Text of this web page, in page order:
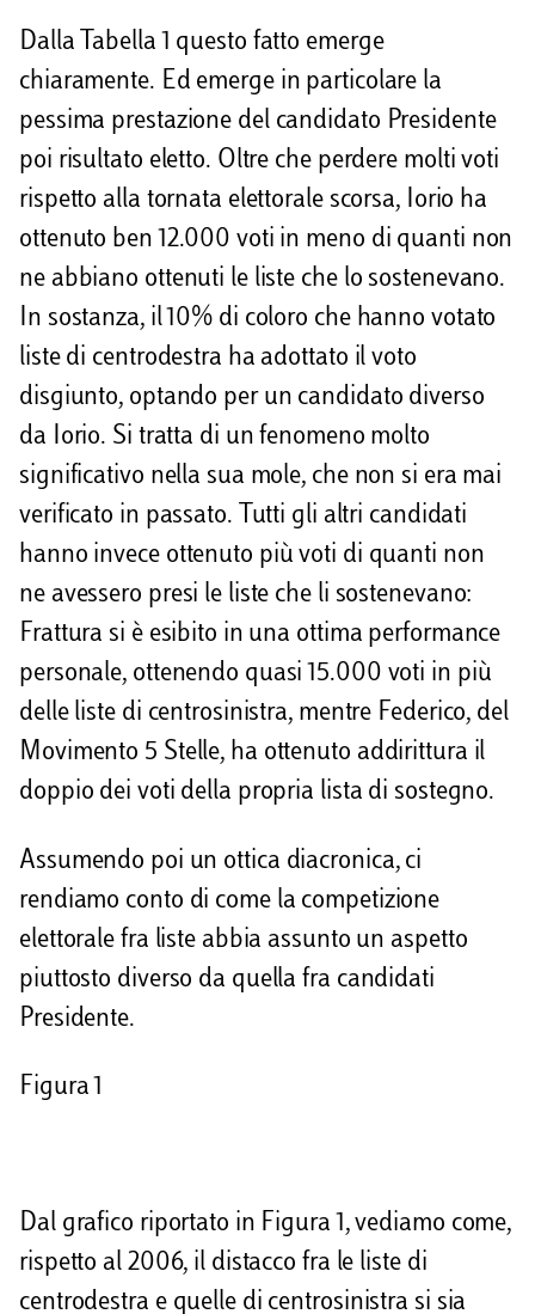
Dalla Tabella 1 questo fatto emerge
chiaramente. Ed emerge in particolare la
pessima prestazione del candidato Presidente
poi risultato eletto. Oltre che perdere molti voti
rispetto alla tornata elettorale scorsa, Iorio ha
ottenuto ben 12.000 voti in meno di quanti non
ne abbiano ottenuti le liste che lo sostenevano.
In sostanza, il 10% di coloro che hanno votato
liste di centrodestra ha adottato il voto
disgiunto, optando per un candidato diverso
da Iorio. Si tratta di un fenomeno molto
significativo nella sua mole, che non si era mai
verificato in passato. Tutti gli altri candidati
hanno invece ottenuto più voti di quanti non
ne avessero presi le liste che li sostenevano:
Frattura si è esibito in una ottima performance
personale, ottenendo quasi 15.000 voti in più
delle liste di centrosinistra, mentre Federico, del
Movimento 5 Stelle, ha ottenuto addirittura il
doppio dei voti della propria lista di sostegno.
Assumendo poi un ottica diacronica, ci
rendiamo conto di come la competizione
elettorale fra liste abbia assunto un aspetto
piuttosto diverso da quella fra candidati
Presidente.
Figura 1
Dal grafico riportato in Figura 1, vediamo come,
rispetto al 2006, il distacco fra le liste di
centrodestra e quelle di centrosinistra si sia